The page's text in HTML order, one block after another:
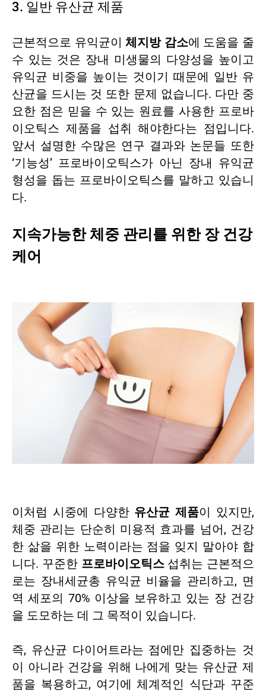
3. 일반 유산균 제품
근본적으로 유익균이체지방 감소에 도움을 줄
수 있는 것은 장내 미생물의 다양성을 높이고
유익균 비중을 높이는 것이기 때문에 일반 유
산균을 드시는 것 또한 문제 없습니다. 다만 중
요한 점은 믿을 수 있는 원료를 사용한 프로바
이오틱스 제품을 섭취 해야한다는 점입니다.
앞서 설명한 수많은 연구 결과와 논문들 또한
‘기능성’ 프로바이오틱스가 아닌 장내 유익균
형성을 돕는 프로바이오틱스를 말하고 있습니
다.
지속가능한 체중 관리를 위한 장 건강
케어
이처럼 시중에 다양한 유산균 제품이 있지만,
체중 관리는 단순히 미용적 효과를 넘어, 건강
한 삶을 위한 노력이라는 점을 잊지 말아야 합
니다. 꾸준한 프로바이오틱스섭취는 근본적으
로는 장내세균총 유익균 비율을 관리하고, 면
역 세포의 70% 이상을 보유하고 있는 장 건강
을 도모하는 데 그 목적이 있습니다.
즉, 유산균 다이어트라는 점에만 집중하는 것
이 아니라 건강을 위해 나에게 맞는 유산균 제
품을 복용하고, 여기에 체계적인 식단과 꾸준